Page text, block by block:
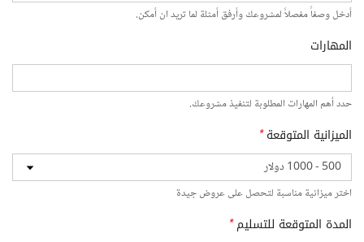
أدخل وصفاً مفصلاً لمشروعك وأرفق أمثلة لما تريد ان أمكن.
المهارات
حدد أهم المهارات المطلوبة لتنفيذ مشروعك.
الميزانية المتوقعة*
اختر ميزانية مناسبة لتحصل على عروض جيدة
المدة المتوقعة للتسليم*